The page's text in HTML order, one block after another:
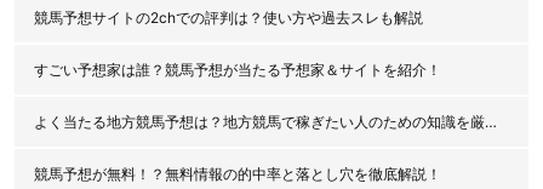
競馬予想サイトの2chでの評判は？使い方や過去スレも解説
すごい予想家は誰？競馬予想が当たる予想家＆サイトを紹介！
よく当たる地方競馬予想は？地方競馬で稼ぎたい人のための知識を厳選公開！
競馬予想が無料！？無料情報の的中率と落とし穴を徹底解説！